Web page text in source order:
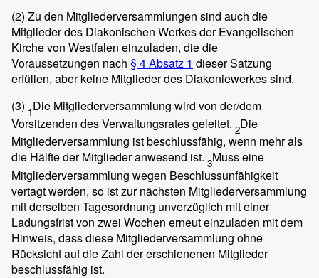
(2) Zu den Mitgliederversammlungen sind auch die
Mitglieder des Diakonischen Werkes der Evangelischen
Kirche von Westfalen einzuladen, die die
Voraussetzungen nach § 4 Absatz 1 dieser Satzung
erfüllen, aber keine Mitglieder des Diakoniewerkes sind.
(3) 1Die Mitgliederversammlung wird von der/dem
Vorsitzenden des Verwaltungsrates geleitet. 2Die
Mitgliederversammlung ist beschlussfähig, wenn mehr als
die Hälfte der Mitglieder anwesend ist. 3Muss eine
Mitgliederversammlung wegen Beschlussunfähigkeit
vertagt werden, so ist zur nächsten Mitgliederversammlung
mit derselben Tagesordnung unverzüglich mit einer
Ladungsfrist von zwei Wochen erneut einzuladen mit dem
Hinweis, dass diese Mitgliederversammlung ohne
Rücksicht auf die Zahl der erschienenen Mitglieder
beschlussfähig ist.